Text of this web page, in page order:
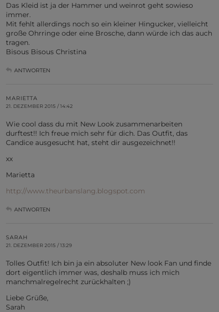
Das Kleid ist ja der Hammer und weinrot geht sowieso
immer.
Mit fehlt allerdings noch so ein kleiner Hingucker, vielleicht
große Ohrringe oder eine Brosche, dann würde ich das auch
tragen.
Bisous Bisous Christina
ANTWORTEN
MARIETTA
21. DEZEMBER 2015 / 14:42
Wie cool dass du mit New Look zusammenarbeiten
durftest!! Ich freue mich sehr für dich. Das Outfit, das
Candice ausgesucht hat, steht dir ausgezeichnet!!
xx
Marietta
http://www.theurbanslang.blogspot.com
ANTWORTEN
SARAH
21. DEZEMBER 2015 / 13:29
Tolles Outfit! Ich bin ja ein absoluter New look Fan und finde
dort eigentlich immer was, deshalb muss ich mich
manchmalregelrecht zurückhalten ;)
Liebe Grüße,
Sarah